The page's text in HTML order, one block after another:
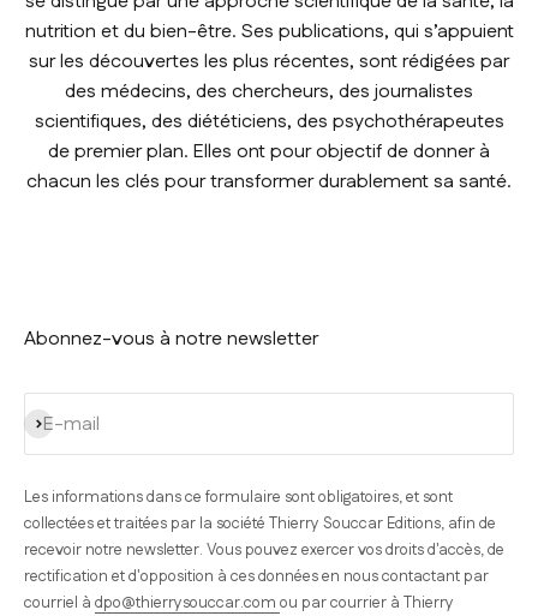
nutrition et du bien-être. Ses publications, qui s’appuient
sur les découvertes les plus récentes, sont rédigées par
des médecins, des chercheurs, des journalistes
scientifiques, des diététiciens, des psychothérapeutes
de premier plan. Elles ont pour objectif de donner à
chacun les clés pour transformer durablement sa santé.
Abonnez-vous à notre newsletter
E-mail
S'inscrire
Les informations dans ce formulaire sont obligatoires, et sont
collectées et traitées par la société Thierry Souccar Editions, afin de
recevoir notre newsletter. Vous pouvez exercer vos droits d'accès, de
rectification et d'opposition à ces données en nous contactant par
courriel à dpo@thierrysouccar.com ou par courrier à Thierry